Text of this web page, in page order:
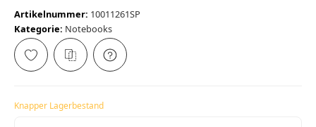
Artikelnummer: 10011261SP
Kategorie: Notebooks
Knapper Lagerbestand